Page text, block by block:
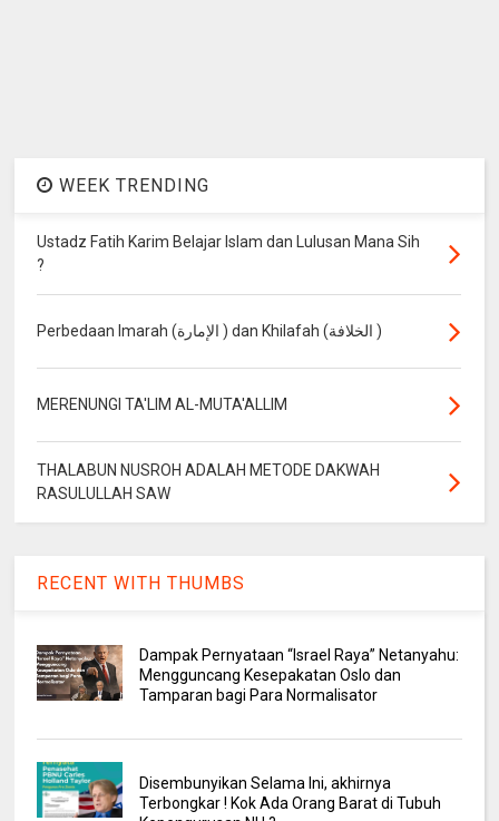
WEEK TRENDING
Ustadz Fatih Karim Belajar Islam dan Lulusan Mana Sih
?
Perbedaan Imarah (الإمارة ) dan Khilafah (الخلافة )
MERENUNGI TA'LIM AL-MUTA'ALLIM
THALABUN NUSROH ADALAH METODE DAKWAH
RASULULLAH SAW
RECENT WITH THUMBS
Dampak Pernyataan “Israel Raya” Netanyahu:
Mengguncang Kesepakatan Oslo dan
Tamparan bagi Para Normalisator
Disembunyikan Selama Ini, akhirnya
Terbongkar ! Kok Ada Orang Barat di Tubuh